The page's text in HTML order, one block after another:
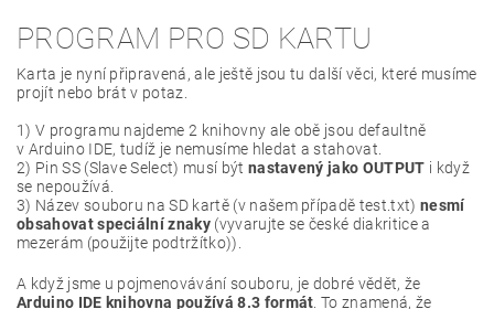
PROGRAM PRO SD KARTU
Karta je nyní připravená, ale ještě jsou tu další věci, které musíme
projít nebo brát v potaz.
1) V programu najdeme 2 knihovny ale obě jsou defaultně
v Arduino IDE, tudíž je nemusíme hledat a stahovat.
2) Pin SS (Slave Select) musí být nastavený jako OUTPUT i když
se nepoužívá.
3) Název souboru na SD kartě (v našem případě test.txt) nesmí
obsahovat speciální znaky (vyvarujte se české diakritice a
mezerám (použijte podtržítko)).
A když jsme u pojmenovávání souboru, je dobré vědět, že
Arduino IDE knihovna používá 8.3 formát. To znamená, že